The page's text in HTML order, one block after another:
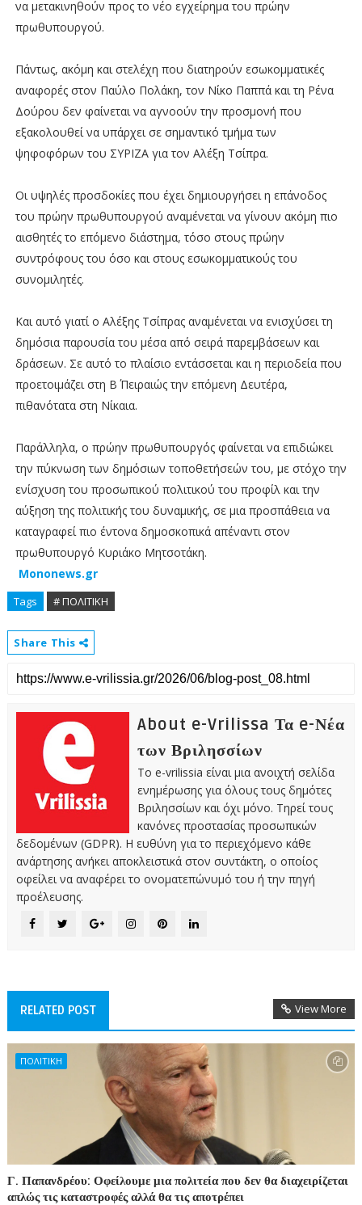
να μετακινηθούν προς το νέο εγχείρημα του πρώην
πρωθυπουργού.
Πάντως, ακόμη και στελέχη που διατηρούν εσωκομματικές
αναφορές στον Παύλο Πολάκη, τον Νίκο Παππά και τη Ρένα
Δούρου δεν φαίνεται να αγνοούν την προσμονή που
εξακολουθεί να υπάρχει σε σημαντικό τμήμα των
ψηφοφόρων του ΣΥΡΙΖΑ για τον Αλέξη Τσίπρα.
Οι υψηλές προσδοκίες που έχει δημιουργήσει η επάνοδος
του πρώην πρωθυπουργού αναμένεται να γίνουν ακόμη πιο
αισθητές το επόμενο διάστημα, τόσο στους πρώην
συντρόφους του όσο και στους εσωκομματικούς του
συνομιλητές.
Και αυτό γιατί ο Αλέξης Τσίπρας αναμένεται να ενισχύσει τη
δημόσια παρουσία του μέσα από σειρά παρεμβάσεων και
δράσεων. Σε αυτό το πλαίσιο εντάσσεται και η περιοδεία που
προετοιμάζει στη Β΄ Πειραιώς την επόμενη Δευτέρα,
πιθανότατα στη Νίκαια.
Παράλληλα, ο πρώην πρωθυπουργός φαίνεται να επιδιώκει
την πύκνωση των δημόσιων τοποθετήσεών του, με στόχο την
ενίσχυση του προσωπικού πολιτικού του προφίλ και την
αύξηση της πολιτικής του δυναμικής, σε μια προσπάθεια να
καταγραφεί πιο έντονα δημοσκοπικά απέναντι στον
πρωθυπουργό Κυριάκο Μητσοτάκη.
Mononews.gr
Tags # ΠΟΛΙΤΙΚΗ
Share This
About e-Vrilissa Τα e-Νέα
των Βριλησσίων
Το e-vrilissia είναι μια ανοιχτή σελίδα
ενημέρωσης για όλους τους δημότες
Βριλησσίων και όχι μόνο. Τηρεί τους
κανόνες προστασίας προσωπικών
δεδομένων (GDPR). Η ευθύνη για το περιεχόμενο κάθε
ανάρτησης ανήκει αποκλειστικά στον συντάκτη, ο οποίος
οφείλει να αναφέρει το ονοματεπώνυμό του ή την πηγή
προέλευσης.
RELATED POST View More
ΠΟΛΙΤΙΚΗ
Γ. Παπανδρέου: Οφείλουμε μια πολιτεία που δεν θα διαχειρίζεται
απλώς τις καταστροφές αλλά θα τις αποτρέπει